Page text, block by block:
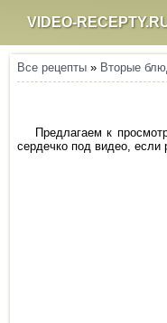
VIDEO-
Все рецепты » Вторые
Предлагаем к
сердечко под видео, если